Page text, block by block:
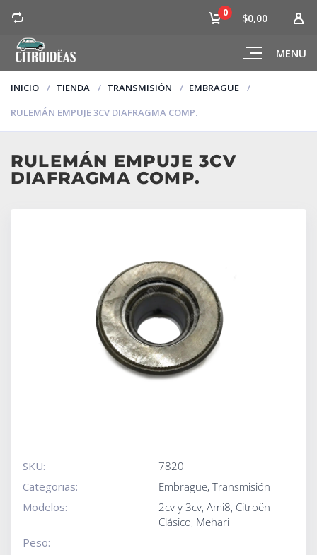
MENU
0 $0,00
INICIO TIENDA TRANSMISIÓN
EMBRAGUE
RULEMÁN EMPUJE 3CV DIAFRAGMA COMP.
RULEMÁN EMPUJE 3CV
DIAFRAGMA COMP.
SKU:
7820
Categorias:
Embrague, Transmisión
Modelos:
2cv y 3cv, Ami8, Citroën
Clásico, Mehari
Peso: